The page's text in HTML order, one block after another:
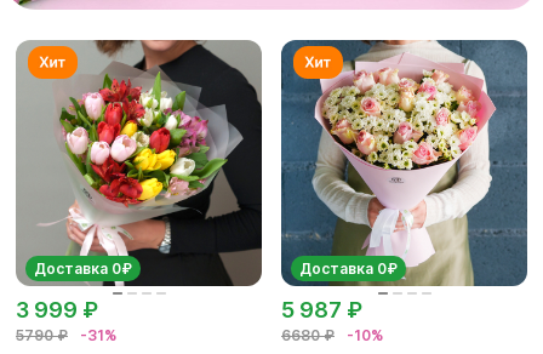
Доставка 0₽
5790 ₽ -31%
3 999 ₽
Доставка 0₽
6680 ₽ -10%
5 987 ₽